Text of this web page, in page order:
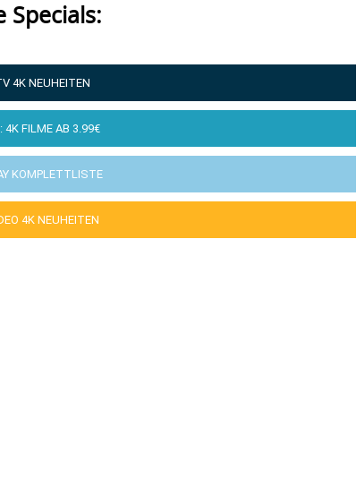
Specials:
4K NEUHEITEN
4K FILME AB 3.99€
KOMPLETTLISTE
4K NEUHEITEN